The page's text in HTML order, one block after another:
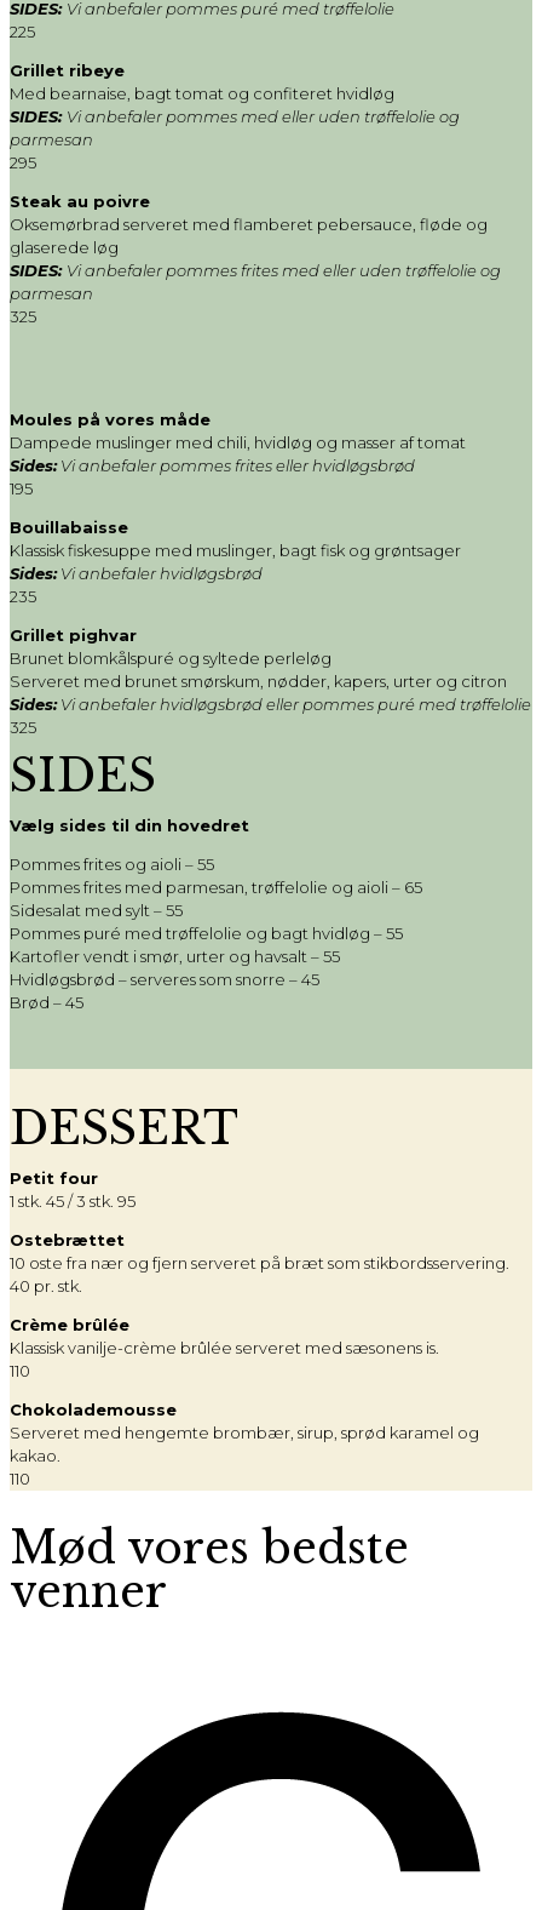
SIDES: Vi anbefaler pommes puré med trøffelolie
225
Grillet ribeye
Med bearnaise, bagt tomat og confiteret hvidløg
SIDES: Vi anbefaler pommes med eller uden trøffelolie og
parmesan
295
Steak au poivre
Oksemørbrad serveret med flamberet pebersauce, fløde og
glaserede løg
SIDES: Vi anbefaler pommes frites med eller uden trøffelolie og
parmesan
325
Moules på vores måde
Dampede muslinger med chili, hvidløg og masser af tomat
Sides:Vi anbefaler pommes frites eller hvidløgsbrød
195
Bouillabaisse
Klassisk fiskesuppe med muslinger, bagt fisk og grøntsager
Sides:Vi anbefaler hvidløgsbrød
235
Grillet pighvar
Brunet blomkålspuré og syltede perleløg
Serveret med brunet smørskum, nødder, kapers, urter og citron
Sides:Vi anbefaler hvidløgsbrød eller pommes puré med trøffelolie
325
SIDES
Vælg sides til din hovedret
Pommes frites og aioli – 55
Pommes frites med parmesan, trøffelolie og aioli– 65
Sidesalat med sylt – 55
Pommes puré med trøffelolie og bagt hvidløg – 55
Kartofler vendt i smør, urter og havsalt – 55
Hvidløgsbrød – serveres som snorre – 45
Brød – 45
DESSERT
Petit four
1 stk. 45 / 3 stk. 95
Ostebrættet
10 oste fra nær og fjern serveret på bræt som stikbordsservering.
40 pr. stk.
Crème brûlée
Klassisk vanilje-crème brûlée serveret med sæsonens is.
110
Chokolademousse
Serveret med hengemte brombær, sirup, sprød karamel og
kakao.
110
Mød vores bedste
venner